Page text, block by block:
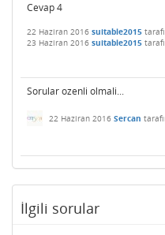
Cevap 4
22 Haziran 2016 suitable2015
23 Haziran 2016 suitable2015
Sorular ozenli olmali...
22 Haziran 2016 Sercan
İlgili sorular